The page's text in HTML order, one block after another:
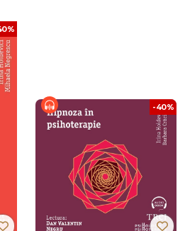
-40%